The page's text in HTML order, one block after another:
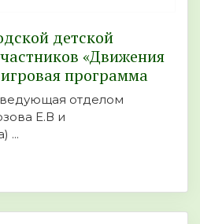
детской
«Движения
программа
отделом
Е.В и
...